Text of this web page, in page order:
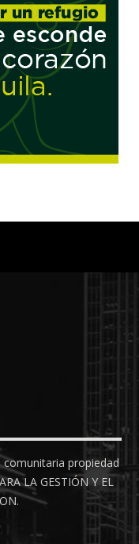
comunitaria propiedad
LA GESTIÓN Y EL